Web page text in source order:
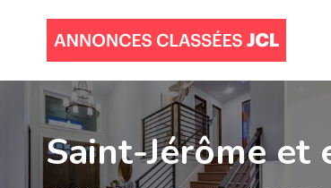
Saint-Jérôme et